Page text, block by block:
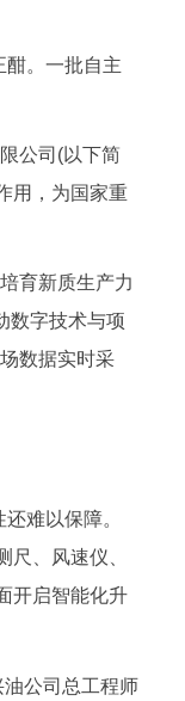
。一批自主
公司(以下简
用，为国家重
育新质生产力
数字技术与项
数据实时采
难以保障。
、风速仪、
开启智能化升
公司总工程师